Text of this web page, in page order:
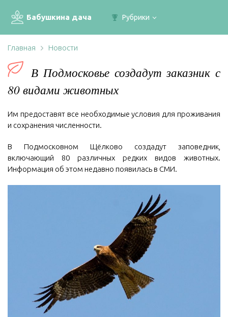
Бабушкина дача Рубрики
Главная Новости
В Подмосковье создадут заказник с
80 видами животных
Им предоставят все необходимые условия для проживания
и сохранения численности.
В Подмосковном Щёлково создадут заповедник,
включающий 80 различных редких видов животных.
Информация об этом недавно появилась в СМИ.